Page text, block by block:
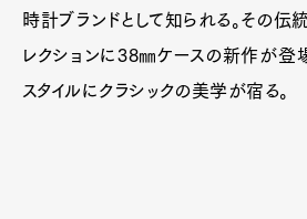
時計ブランドとして知られる。その伝
レクションに38㎜ケースの新作が登
スタイルにクラシックの美学が宿る。